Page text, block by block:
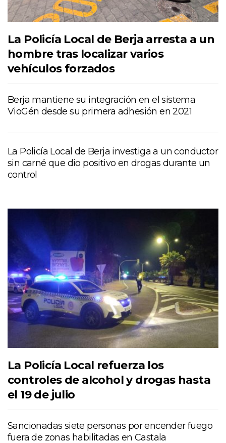
La Policía Local de Berja arresta a un
hombre tras localizar varios
vehículos forzados
Berja mantiene su integración en el sistema
VioGén desde su primera adhesión en 2021
La Policía Local de Berja investiga a un conductor
sin carné que dio positivo en drogas durante un
control
La Policía Local refuerza los
controles de alcohol y drogas hasta
el 19 de julio
Sancionadas siete personas por encender fuego
fuera de zonas habilitadas en Castala